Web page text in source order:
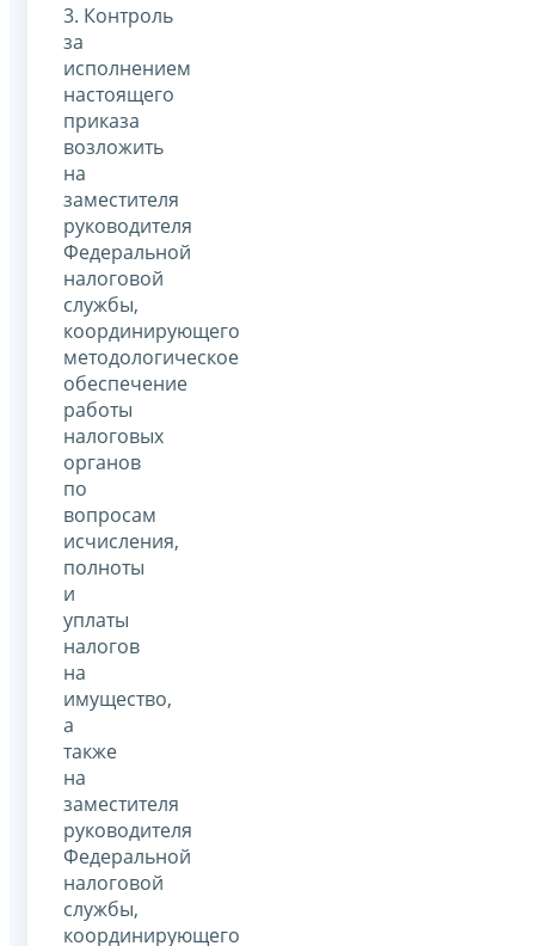
3. Контроль
за
исполнением
настоящего
приказа
возложить
на
заместителя
руководителя
Федеральной
налоговой
службы,
координирующего
методологическое
обеспечение
работы
налоговых
органов
по
вопросам
исчисления,
полноты
и
уплаты
налогов
на
имущество,
а
также
на
заместителя
руководителя
Федеральной
налоговой
службы,
координирующего